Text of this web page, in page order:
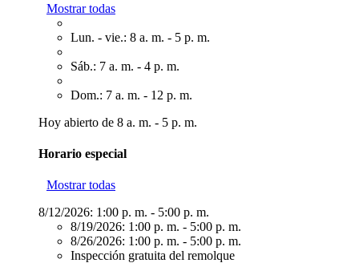
Mostrar todas
Lun. - vie.: 8 a. m. - 5 p. m.
Sáb.: 7 a. m. - 4 p. m.
Dom.: 7 a. m. - 12 p. m.
Hoy abierto de 8 a. m. - 5 p. m.
Horario especial
Mostrar todas
8/12/2026: 1:00 p. m. - 5:00 p. m.
8/19/2026: 1:00 p. m. - 5:00 p. m.
8/26/2026: 1:00 p. m. - 5:00 p. m.
Inspección gratuita del remolque